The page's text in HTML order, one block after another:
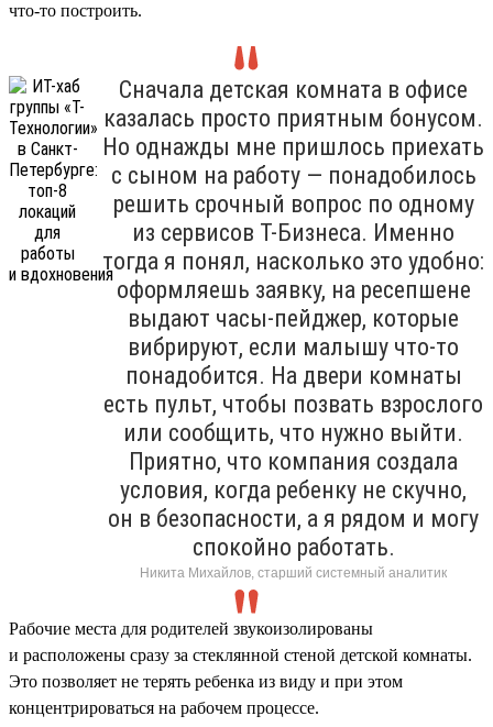
что-то построить.
Сначала детская комната в офисе
казалась просто приятным бонусом.
Но однажды мне пришлось приехать
с сыном на работу — понадобилось
решить срочный вопрос по одному
из сервисов Т-Бизнеса. Именно
тогда я понял, насколько это удобно:
оформляешь заявку, на ресепшене
выдают часы-пейджер, которые
вибрируют, если малышу что-то
понадобится. На двери комнаты
есть пульт, чтобы позвать взрослого
или сообщить, что нужно выйти.
Приятно, что компания создала
условия, когда ребенку не скучно,
он в безопасности, а я рядом и могу
спокойно работать.
Никита Михайлов, старший системный аналитик
Рабочие места для родителей звукоизолированы
и расположены сразу за стеклянной стеной детской комнаты.
Это позволяет не терять ребенка из виду и при этом
концентрироваться на рабочем процессе.